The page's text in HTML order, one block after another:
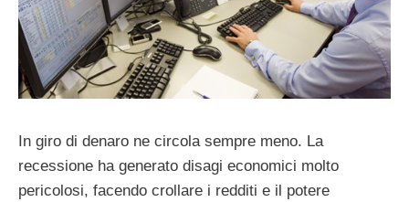
In giro di denaro ne circola sempre meno. La
recessione ha generato disagi economici molto
pericolosi, facendo crollare i redditi e il potere